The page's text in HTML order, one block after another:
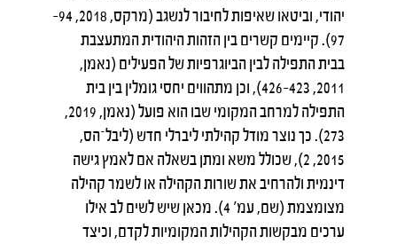
יהודי, וביטאו שאיפות לחיבור לנשגב (מרקס, 2018, 94–
97). קיימים קשרים בין הזהות היהודית המתעצבת
בבית התפילה לבין הביוגרפיות של הפעילים (נאמן,
2011, 423–426), וכן מתהווים יחסי גומלין בין בית
התפילה למרחב המקומי שבו הוא פועל (נאמן, 2019,
273). כך נוצר מודל קהילתי ליברלי חדש (ליבל־הס,
2015, 2), שכולל משא ומתן בשאלה אם לאמץ גישה
דינמית ולהרחיב את שורות הקהילה או לשמר קהילה
מצומצמת (שם, עמ' 4). מכאן שיש לשים לב אילו
ערכים מבקשות הקהילות המקומיות לקדם, וכיצד